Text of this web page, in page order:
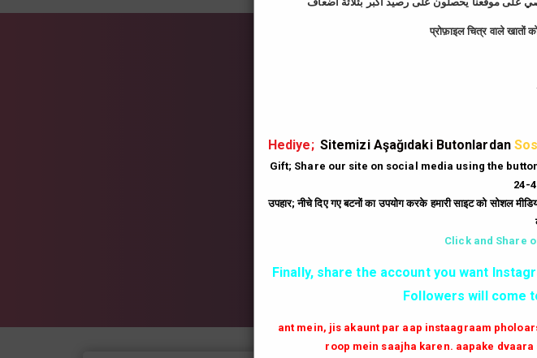
İnstagram
|Gün10Dakika'da
|Her Dakika
|Milyonlarca
✔✔✔ AKTİF
प्रोफ़ाइल चित्र वाले खातों
Hediye; Sitemizi Aşağıdaki Butonlardan
Gift; Share our site on social media using the
24-
उपहार; नीचे दिए गए बटनों का उपयोग करके हमारी साइट को सोशल
Click and Share
Finally, share the account you want
Followers will come
ant mein, jis akaunt par aap instaagraam
roop mein saajha karen. aapake